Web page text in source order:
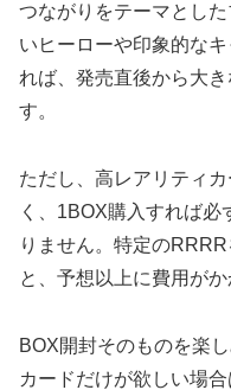
つながりをテーマとし
いヒーローや印象的な
れば、発売直後から大
す。
ただし、高レアリティ
く、1BOX購入すれば
りません。特定の
と、予想以上に費用がか
BOX開封そのものを楽
カードだけが欲しい場